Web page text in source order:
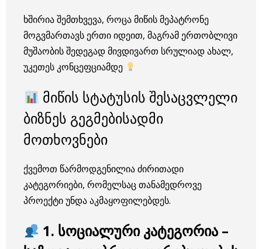
ხშირია შემთხვევა, როცა მიწის მეპატრონე
მოგვმართავს ერთი იდეით, მაგრამ ერთობლივი
მუშაობის შედეგად მივდივართ სრულიად ახალ,
უკეთეს კონცეფციამდე
მიწის სტატუსის შესაცვლელი
ბიზნეს გეგმებისადმი
მოთხოვნები
ქვემოთ წარმოდგენილია ძირითადი
კატეგორიები, რომელსაც თანამედროვე
პროექტი უნდა აკმაყოფილებდეს.
1. სოციალური კატეგორია –